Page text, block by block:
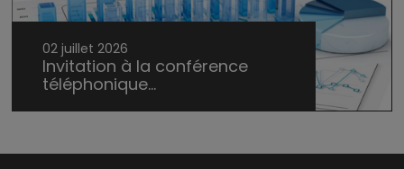
02 juillet 2026
Invitation à la conférence
téléphonique...